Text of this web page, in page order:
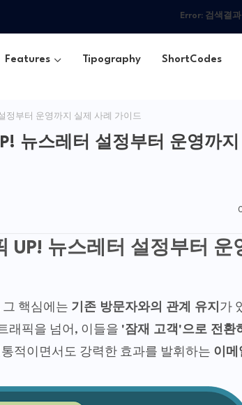
Error:검색결과
Features Tipography ShortCodes
정부터 운영까지 실제 사례 가이드
뉴스레터 설정부터 운영까지
UP! 뉴스레터 설정부터 운
핵심에는 기존 방문자와의 관계 유지 가
래픽을 넘어, 이들을 '잠재 고객'으로 전환
적이면서도 강력한 효과를 발휘하는 이메